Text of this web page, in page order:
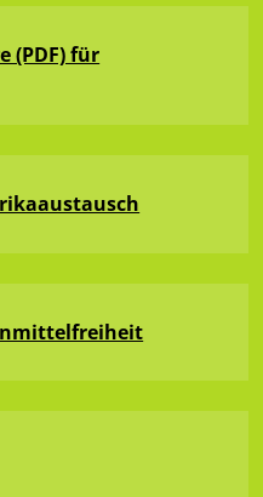
(PDF) für